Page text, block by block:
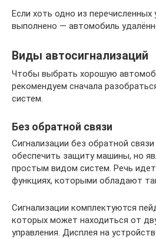
Если хоть одно из перечисленных
выполнено — автомобиль
Виды автосигнализаций
Чтобы выбрать хорошую
рекомендуем сначала
систем.
Без обратной связи
Сигнализации без обратной
обеспечить защиту машины, но
простым видом систем. Речь
функциях, которыми обладают
Сигнализации комплектуются
которых может находиться от
управления. Дисплея на